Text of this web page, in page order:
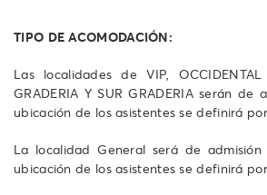
TIPO DE ACOMODACIÓN:
Las localidades de VIP, OCCIDENTAL
GRADERIA Y SUR GRADERIA serán de
ubicación de los asistentes se definirá
La localidad General será de
ubicación de los asistentes se definirá